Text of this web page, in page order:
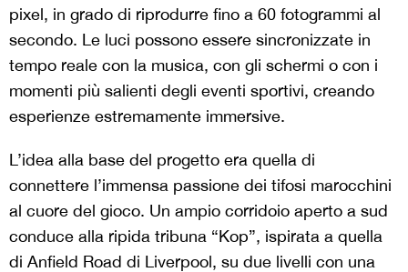
pixel, in grado di riprodurre fino a 60 fotogrammi al
secondo. Le luci possono essere sincronizzate in
tempo reale con la musica, con gli schermi o con i
momenti più salienti degli eventi sportivi, creando
esperienze estremamente immersive.
L’idea alla base del progetto era quella di
connettere l’immensa passione dei tifosi marocchini
al cuore del gioco. Un ampio corridoio aperto a sud
conduce alla ripida tribuna “Kop”, ispirata a quella
di Anfield Road di Liverpool, su due livelli con una